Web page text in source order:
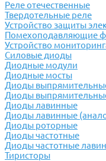
Реле отечественные
Твердотельные реле
Устройство защиты
Помехоподавляющие
Устройство
Силовые диоды
Диодные модули
Диодные мосты
Диоды
Диоды
Диоды лавинные
Диоды лавинные
Диоды роторные
Диоды частотные
Диоды частотные
Тиристоры